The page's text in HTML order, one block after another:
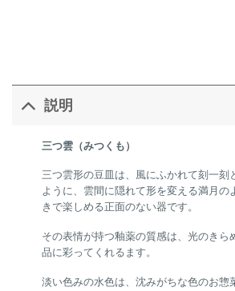
説明
三つ雲（みつくも）
三つ雲形の豆皿は、風にふかれて刻一刻
ように、雲間に隠れて形を変える満月の
きで楽しめる正面のない器です。
その表情が持つ釉薬の質感は、光のきら
品に彩ってくれるます。
淡い色みの水色は、沈みがちな色のお惣